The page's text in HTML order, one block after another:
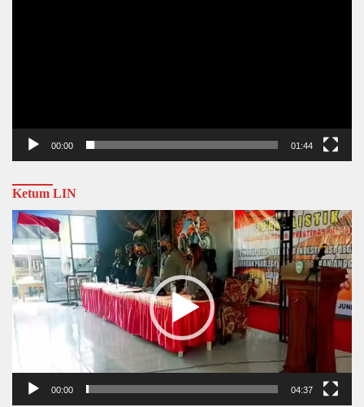
00:00 01:44
Ketum LIN
Video
Player
00:00 04:37